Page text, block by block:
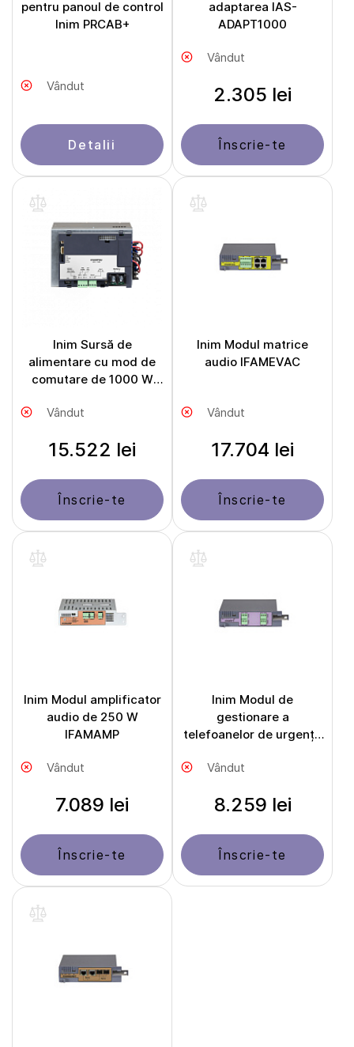
pentru panoul de control
Inim PRCAB+
Vândut
Detalii
adaptarea IAS-
ADAPT1000
Vândut
2.305 lei
Înscrie-te
Inim Sursă de
alimentare cu mod de
comutare de 1000 W
Vândut
15.522 lei
Înscrie-te
Inim Modul matrice
audio IFAMEVAC
Vândut
17.704 lei
Înscrie-te
Inim Modul amplificator
audio de 250 W
IFAMAMP
Vândut
7.089 lei
Înscrie-te
Inim Modul de
gestionare a
telefoanelor de urgență
Vândut
8.259 lei
Înscrie-te